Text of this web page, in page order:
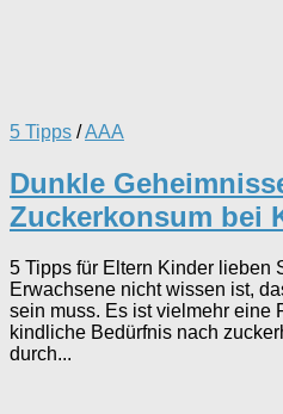
5 Tipps /AAA
Dunkle
Zuckerkonsum bei
5 Tipps für Eltern Kinder lieben
Erwachsene nicht wissen ist,
sein muss. Es ist vielmehr eine
kindliche Bedürfnis nach
durch...